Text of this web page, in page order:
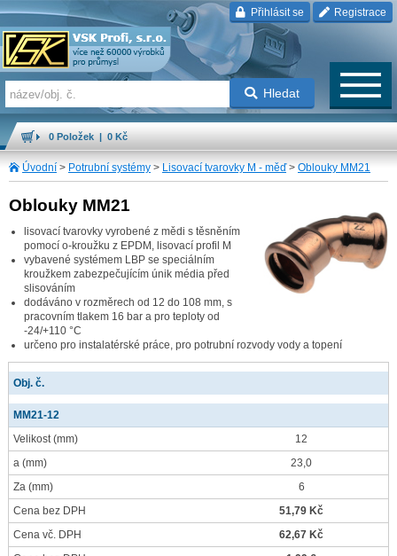
Přihlásit se Registrace
Hledat
0 Položek | 0 Kč
Úvodní > Potrubní systémy > Lisovací tvarovky M - měď> Oblouky MM21
Oblouky MM21
lisovací tvarovky vyrobené z mědi s těsněním
pomocí o-kroužku z EPDM, lisovací profil M
vybavené systémem LBP se speciálním
kroužkem zabezpečujícím únik média před
slisováním
dodáváno v rozměrech od 12 do 108 mm, s
pracovním tlakem 16 bar a pro teploty od
-24/+110 °C
určeno pro instalatérské práce, pro potrubní rozvody vody a topení
Obj. č.
MM21-12
Velikost(mm)
12
a (mm)
23,0
Za (mm)
6
Cena bez DPH
51,79 Kč
Cena vč. DPH
62,67 Kč